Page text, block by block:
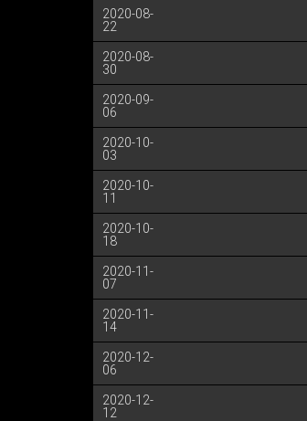
2020-08-
22
2020-08-
30
2020-09-
06
2020-10-
03
2020-10-
11
2020-10-
18
2020-11-
07
2020-11-
14
2020-12-
06
2020-12-
12